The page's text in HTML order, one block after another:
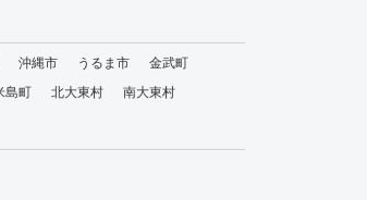
沖縄市 うるま市
金武町
島町 北大東村
南大東村